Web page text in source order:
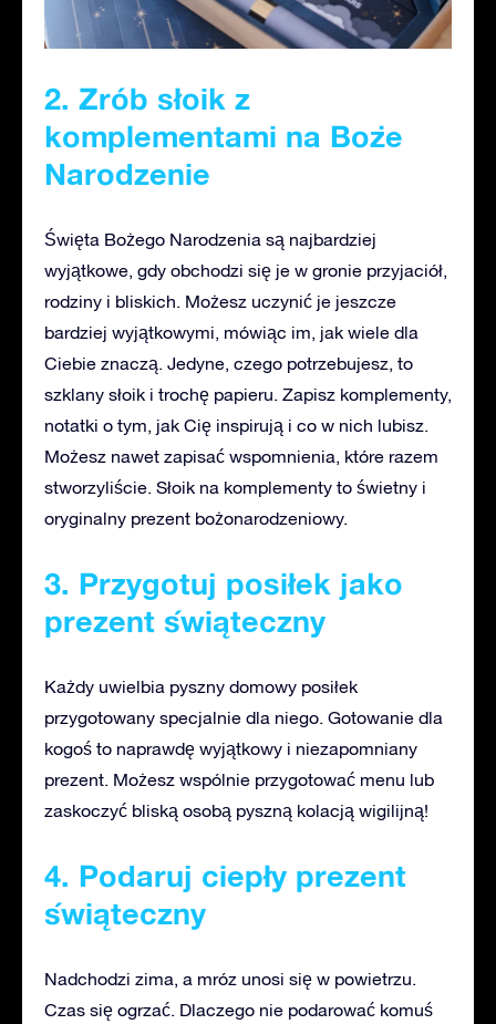
2. Zrób słoik z
komplementami na Boże
Narodzenie
Święta Bożego Narodzenia są najbardziej
wyjątkowe, gdy obchodzi się je w gronie przyjaciół,
rodziny i bliskich. Możesz uczynić je jeszcze
bardziej wyjątkowymi, mówiąc im, jak wiele dla
Ciebie znaczą. Jedyne, czego potrzebujesz, to
szklany słoik i trochę papieru. Zapisz komplementy,
notatki o tym, jak Cię inspirują i co w nich lubisz.
Możesz nawet zapisać wspomnienia, które razem
stworzyliście. Słoik na komplementy to świetny i
oryginalny prezent bożonarodzeniowy.
3. Przygotuj posiłek jako
prezent świąteczny
Każdy uwielbia pyszny domowy posiłek
przygotowany specjalnie dla niego. Gotowanie dla
kogoś to naprawdę wyjątkowy i niezapomniany
prezent. Możesz wspólnie przygotować menu lub
zaskoczyć bliską osobą pyszną kolacją wigilijną!
4. Podaruj ciepły prezent
świąteczny
Nadchodzi zima, a mróz unosi się w powietrzu.
Czas się ogrzać. Dlaczego nie podarować komuś